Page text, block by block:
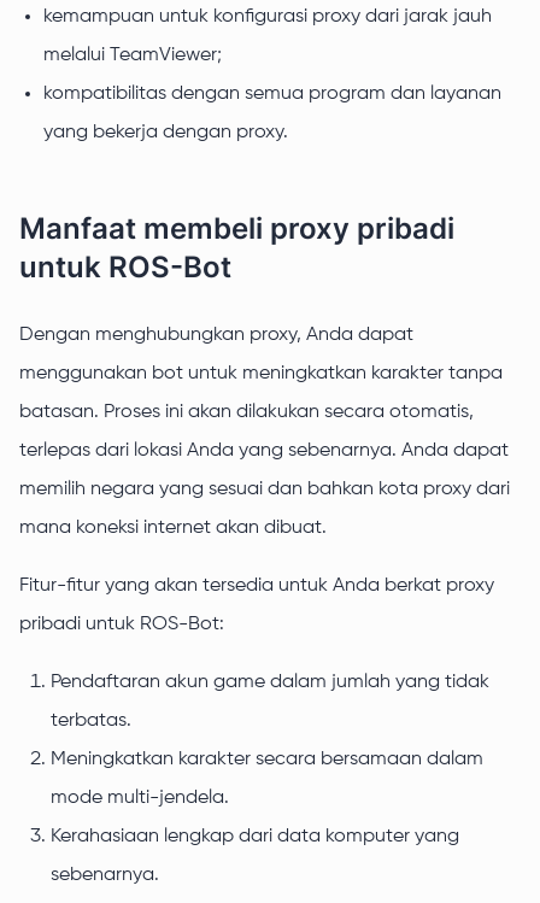
kemampuan untuk konfigurasi proxy dari jarak jauh
melalui TeamViewer;
kompatibilitas dengan semua program dan layanan
yang bekerja dengan proxy.
Manfaat membeli proxy pribadi
untuk ROS-Bot
Dengan menghubungkan proxy, Anda dapat
menggunakan bot untuk meningkatkan karakter tanpa
batasan. Proses ini akan dilakukan secara otomatis,
terlepas dari lokasi Anda yang sebenarnya. Anda dapat
memilih negara yang sesuai dan bahkan kota proxy dari
mana koneksi internet akan dibuat.
Fitur-fitur yang akan tersedia untuk Anda berkat proxy
pribadi untuk ROS-Bot:
Pendaftaran akun game dalam jumlah yang tidak
terbatas.
Meningkatkan karakter secara bersamaan dalam
mode multi-jendela.
Kerahasiaan lengkap dari data komputer yang
sebenarnya.